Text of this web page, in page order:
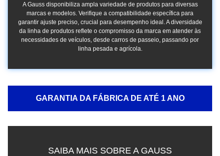
A Gauss disponibiliza ampla variedade de produtos para diversas
marcas e modelos. Verifique a compatibilidade específica para
garantir ajuste preciso, crucial para desempenho ideal. A diversidade
da linha de produtos reflete o compromisso da marca em atender às
necessidades de veículos, desde carros de passeio, passando por
linha pesada e agrícola.
GARANTIA DA FÁBRICA DE ATÉ 1 ANO
SAIBA MAIS SOBRE A GAUSS